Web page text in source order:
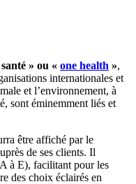
» ou « one health »,
internationales et
et l’environnement, à
sont éminemment liés et
être affiché par le
de ses clients. Il
à E), facilitant pour les
des choix éclairés en